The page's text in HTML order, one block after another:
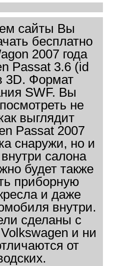
сайты Вы
бесплатно
2007 года
Passat 3.6 (id
3D. Формат
SWF. Вы
не
выглядит
Passat 2007
снаружи, но и
салона
будет также
приборную
и даже
внутри.
сделаны с
и ни
от